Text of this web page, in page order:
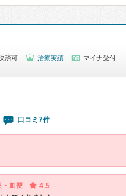
済可 治療実績
マイナ受付
口コミ7件
・血便 4.5